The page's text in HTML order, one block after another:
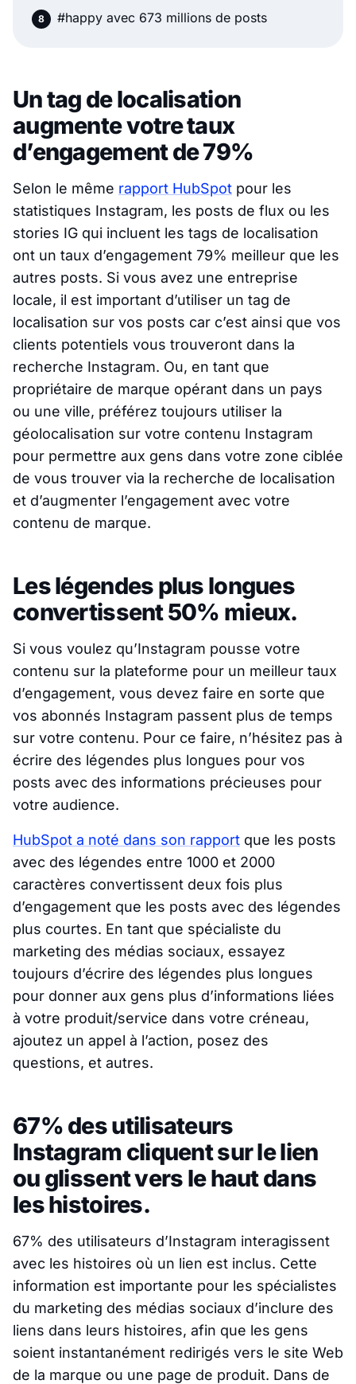
#happy avec 673 millions de posts
Un tag de localisation
augmente votre taux
d’engagement de 79%
Selon le même rapport HubSpot pour les
statistiques Instagram, les posts de flux ou les
stories IG qui incluent les tags de localisation
ont un taux d’engagement 79% meilleur que les
autres posts. Si vous avez une entreprise
locale, il est important d’utiliser un tag de
localisation sur vos posts car c’est ainsi que vos
clients potentiels vous trouveront dans la
recherche Instagram. Ou, en tant que
propriétaire de marque opérant dans un pays
ou une ville, préférez toujours utiliser la
géolocalisation sur votre contenu Instagram
pour permettre aux gens dans votre zone ciblée
de vous trouver via la recherche de localisation
et d’augmenter l’engagement avec votre
contenu de marque.
Les légendes plus longues
convertissent 50% mieux.
Si vous voulez qu’Instagram pousse votre
contenu sur la plateforme pour un meilleur taux
d’engagement, vous devez faire en sorte que
vos abonnés Instagram passent plus de temps
sur votre contenu. Pour ce faire, n’hésitez pas à
écrire des légendes plus longues pour vos
posts avec des informations précieuses pour
votre audience.
HubSpot a noté dans son rapport que les posts
avec des légendes entre 1000 et 2000
caractères convertissent deux fois plus
d’engagement que les posts avec des légendes
plus courtes. En tant que spécialiste du
marketing des médias sociaux, essayez
toujours d’écrire des légendes plus longues
pour donner aux gens plus d’informations liées
à votre produit/service dans votre créneau,
ajoutez un appel à l’action, posez des
questions, et autres.
67% des utilisateurs
Instagram cliquent sur le lien
ou glissent vers le haut dans
les histoires.
67% des utilisateurs d’Instagram interagissent
avec les histoires où un lien est inclus. Cette
information est importante pour les spécialistes
du marketing des médias sociaux d’inclure des
liens dans leurs histoires, afin que les gens
soient instantanément redirigés vers le site Web
de la marque ou une page de produit. Dans de